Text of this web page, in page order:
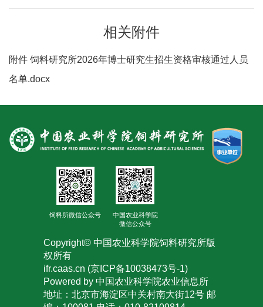
才
研
相关附件
附件 饲料研究所2026年博士研究生招生资格审核通过人员
名单.docx
饲料所微信公众号
中国农业科学院
微信公众号
Copyright© 中国农业科学院饲料研究所版
权所有
ifr.caas.cn (京ICP备10038473号-1)
Powered by 中国农业科学院农业信息所
地址：北京市海淀区中关村南大街12号 邮